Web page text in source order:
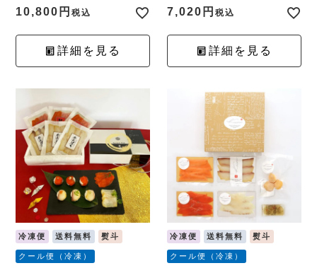
10,800 税込
詳細を見る
7,020 税込
詳細を見る
冷凍便 送料無料 熨斗
クール便（冷凍）
冷凍便 送料無料 熨斗
クール便（冷凍）